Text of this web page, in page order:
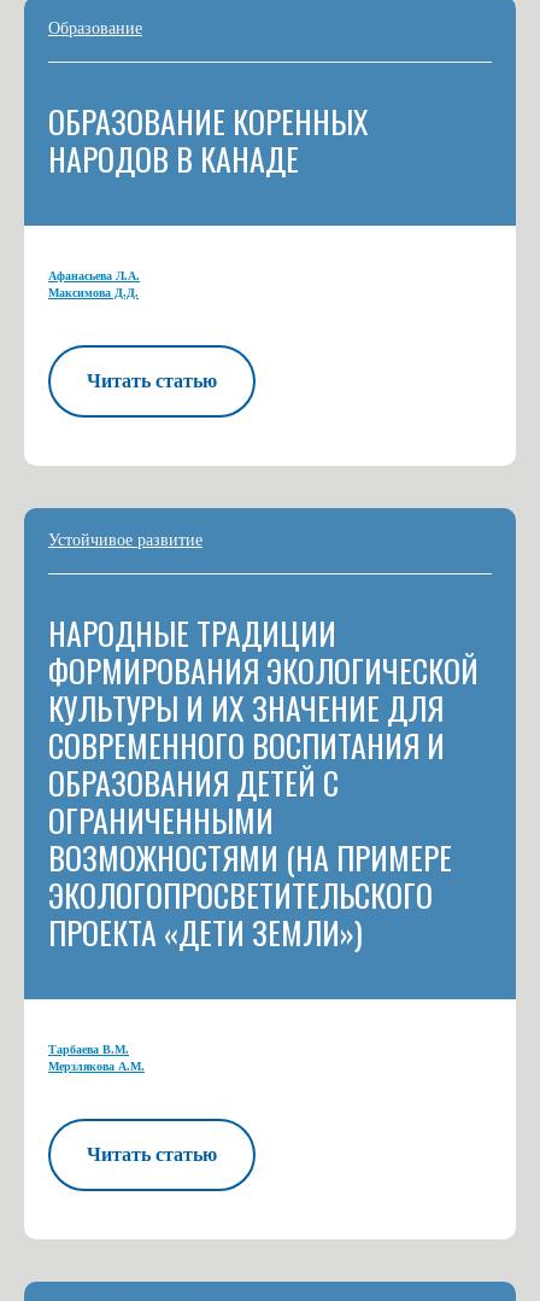
Образование
ОБРАЗОВАНИЕ КОРЕННЫХ
НАРОДОВ В КАНАДЕ
Афанасьева Л.А.
Максимова Д.Д.
Читать статью
Устойчивое развитие
НАРОДНЫЕ ТРАДИЦИИ
ФОРМИРОВАНИЯ ЭКОЛОГИЧЕСКОЙ
КУЛЬТУРЫ И ИХ ЗНАЧЕНИЕ ДЛЯ
СОВРЕМЕННОГО ВОСПИТАНИЯ И
ОБРАЗОВАНИЯ ДЕТЕЙ С
ОГРАНИЧЕННЫМИ
ВОЗМОЖНОСТЯМИ (НА ПРИМЕРЕ
ЭКОЛОГОПРОСВЕТИТЕЛЬСКОГО
ПРОЕКТА «ДЕТИ ЗЕМЛИ»)
Тарбаева В.М.
Мерзлякова А.М.
Читать статью